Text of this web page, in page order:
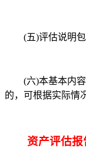
(五)评估说明包
(六)本基本内容
的，可根据实际情
资产评估报